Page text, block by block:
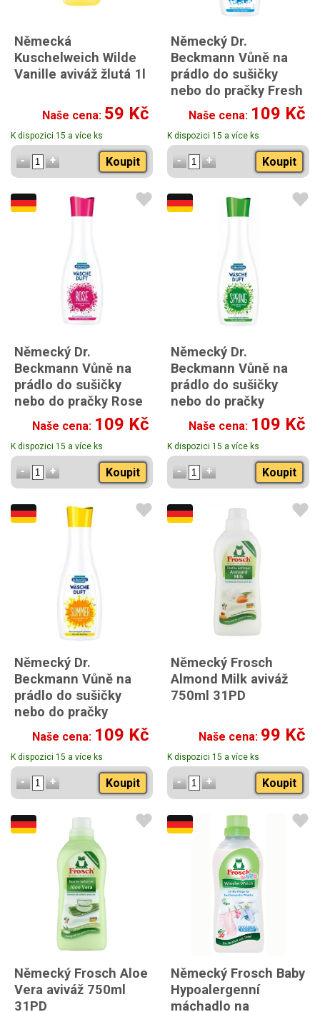
Německá
Kuschelweich Wilde
Vanille aviváž žlutá 1l
Naše cena: 59 Kč
K dispozici 15 a více ks
Koupit
Německý Dr.
Beckmann Vůně na
prádlo do sušičky
nebo do pračky Fresh
250ml
Naše cena: 109 Kč
K dispozici 15 a více ks
Koupit
Německý Dr.
Beckmann Vůně na
prádlo do sušičky
nebo do pračky Rose
250ml
Naše cena: 109 Kč
K dispozici 15 a více ks
Koupit
Německý Dr.
Beckmann Vůně na
prádlo do sušičky
nebo do pračky
Spring Jarní louka
250ml
Naše cena: 109 Kč
K dispozici 15 a více ks
Koupit
Německý Dr.
Beckmann Vůně na
prádlo do sušičky
nebo do pračky
Summer 250ml
Naše cena: 109 Kč
K dispozici 15 a více ks
Koupit
Německý Frosch
Almond Milk aviváž
750ml 31PD
Naše cena: 99 Kč
K dispozici 15 a více ks
Koupit
Německý Frosch Aloe
Vera aviváž 750ml
31PD
Německý Frosch Baby
Hypoalergenní
máchadlo na